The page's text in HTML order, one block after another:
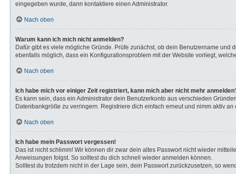
eingegeben wurde, dann kontaktiere einen Administrator.
Nach oben
Warum kann ich mich nicht anmelden?
Dafür gibt es viele mögliche Gründe. Prüfe zunächst, ob dein Benutzername
ebenfalls möglich, dass ein Konfigurationsproblem mit der Website vorliegt,
Nach oben
Ich habe mich vor einiger Zeit registriert, kann mich aber nicht mehr
Es kann sein, dass ein Administrator dein Benutzerkonto aus verschieden
Datenbankgröße zu verringern. Registriere dich einfach erneut und nimm aktiv
Nach oben
Ich habe mein Passwort vergessen!
Das ist nicht schlimm! Wir können dir zwar dein altes Passwort nicht wieder
Anweisungen folgst. So solltest du dich schnell wieder anmelden können.
Solltest du trotzdem nicht in der Lage sein, dein Passwort zurückzusetzen, so